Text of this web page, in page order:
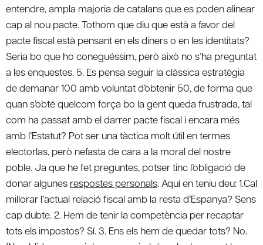
entendre, ampla majoria de catalans que es poden alinear
cap al nou pacte. Tothom que diu que està a favor del
pacte fiscal està pensant en els diners o en les identitats?
Seria bo que ho coneguéssim, però això no s’ha preguntat
a les enquestes. 5. Es pensa seguir la clàssica estratègia
de demanar 100 amb voluntat d’obtenir 50, de forma que
quan s’obté quelcom força bo la gent queda frustrada, tal
com ha passat amb el darrer pacte fiscal i encara més
amb l’Estatut? Pot ser una tàctica molt útil en termes
electorlas, però nefasta de cara a la moral del nostre
poble. Ja que he fet preguntes, potser tinc l’obligació de
donar algunes respostes personals. Aquí en teniu deu: 1.Cal
millorar l’actual relació fiscal amb la resta d’Espanya? Sens
cap dubte. 2. Hem de tenir la competència per recaptar
tots els impostos? Sí. 3. Ens els hem de quedar tots? No.